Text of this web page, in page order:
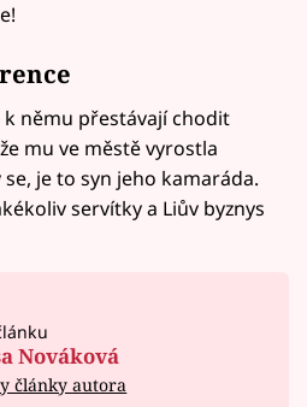
k němu přestávají chodit
mu ve městě vyrostla
je to syn jeho kamaráda.
servítky a Liův byznys
Nováková
články autora